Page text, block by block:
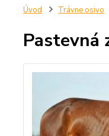
Úvod Trávne osivo
Pastevná